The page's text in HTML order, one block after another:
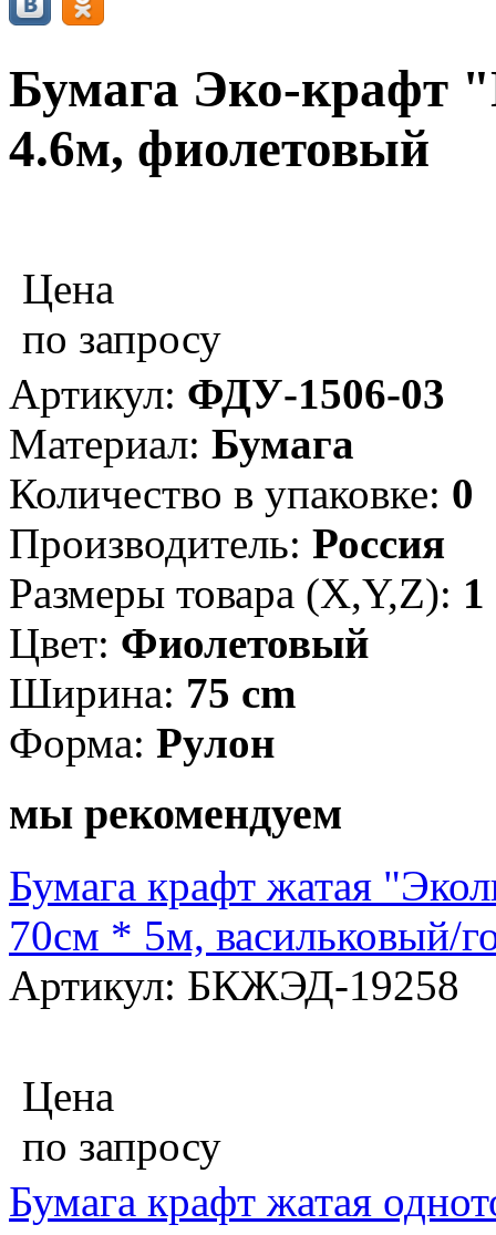
Бумага Эко-крафт
4.6м, фиолетовый
Цена
по запросу
Артикул: ФДУ-1506-03
Материал: Бумага
Количество в упаковке: 0
Производитель: Россия
Размеры товара (X,Y,Z):
Цвет: Фиолетовый
Ширина: 75 cm
Форма: Рулон
мы рекомендуем
Бумага крафт жатая
70см * 5м, васильковый/
Артикул: БКЖЭД-19258
Цена
по запросу
Бумага крафт жатая